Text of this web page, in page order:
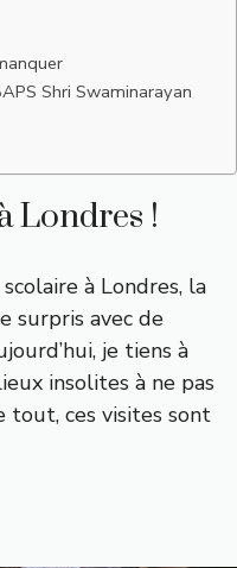
Shri Swaminarayan
Londres !
à Londres, la
surpris avec de
je tiens à
insolites à ne pas
tout, ces visites sont